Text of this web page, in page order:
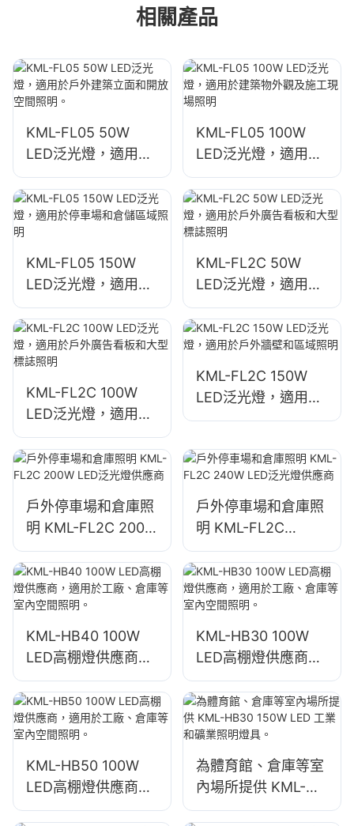
相關產品
KML-FL05 50W
LED泛光燈，適用於
戶外建築立面和開放
空間照明。
KML-FL05 100W
LED泛光燈，適用於
建築物外觀及施工現
場照明
KML-FL05 150W
LED泛光燈，適用於
停車場和倉儲區域照
明
KML-FL2C 50W
LED泛光燈，適用於
戶外廣告看板和大型
標誌照明
KML-FL2C 100W
LED泛光燈，適用於
戶外廣告看板和大型
標誌照明
KML-FL2C 150W
LED泛光燈，適用於
戶外牆壁和區域照明
戶外停車場和倉庫照
明 KML-FL2C 200W
LED泛光燈供應商
戶外停車場和倉庫照
明 KML-FL2C
240W LED泛光燈供
應商
KML-HB40 100W
LED高棚燈供應商，
適用於工廠、倉庫等
室內空間照明。
KML-HB30 100W
LED高棚燈供應商，
適用於工廠、倉庫等
室內空間照明。
KML-HB50 100W
LED高棚燈供應商，
適用於工廠、倉庫等
為體育館、倉庫等室
內場所提供 KML-
HB30 150W LED 工